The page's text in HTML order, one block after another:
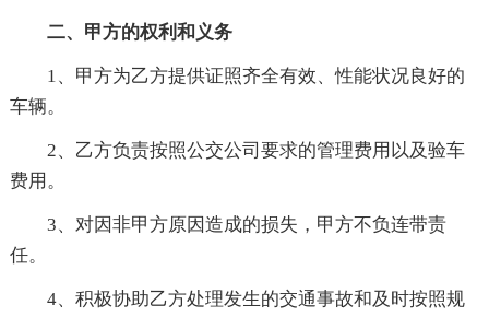
二、甲方的权利和义务
1、甲方为乙方提供证照齐全有效、性能状况良好的
车辆。
2、乙方负责按照公交公司要求的管理费用以及验车
费用。
3、对因非甲方原因造成的损失，甲方不负连带责
任。
4、积极协助乙方处理发生的交通事故和及时按照规